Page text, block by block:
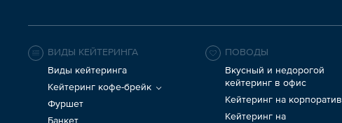
ВИДЫ КЕЙТЕРИНГА
Виды кейтеринга
Кейтеринг кофе-брейк
Фуршет
Банкет
ПОВОДЫ
Вкусный и недорогой
кейтеринг в офис
Кейтеринг на корпоратив
Кейтеринг на